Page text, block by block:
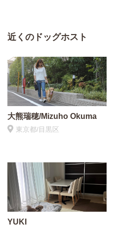
近くのドッグホスト
大熊瑞穂/Mizuho Okuma
東京都/目黒区
YUKI